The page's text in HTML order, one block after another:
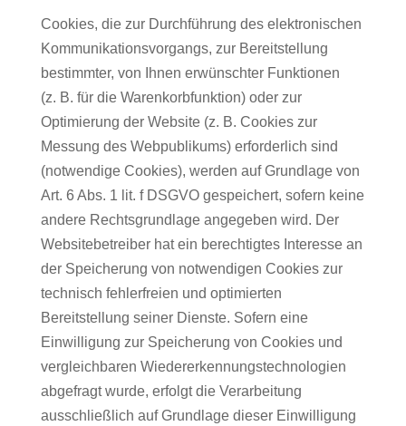
Cookies, die zur Durchführung des elektronischen
Kommunikationsvorgangs, zur Bereitstellung
bestimmter, von Ihnen erwünschter Funktionen
(z. B. für die Warenkorbfunktion) oder zur
Optimierung der Website (z. B. Cookies zur
Messung des Webpublikums) erforderlich sind
(notwendige Cookies), werden auf Grundlage von
Art. 6 Abs. 1 lit. f DSGVO gespeichert, sofern keine
andere Rechtsgrundlage angegeben wird. Der
Websitebetreiber hat ein berechtigtes Interesse an
der Speicherung von notwendigen Cookies zur
technisch fehlerfreien und optimierten
Bereitstellung seiner Dienste. Sofern eine
Einwilligung zur Speicherung von Cookies und
vergleichbaren Wiedererkennungstechnologien
abgefragt wurde, erfolgt die Verarbeitung
ausschließlich auf Grundlage dieser Einwilligung